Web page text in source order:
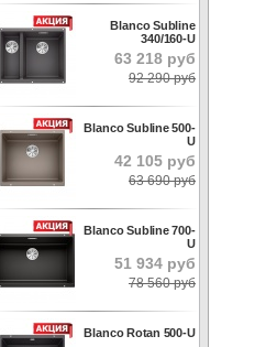
Blanco Subline
340/160-U
63 218 руб
92 290 руб
Blanco Subline 500-
U
42 105 руб
63 690 руб
Blanco Subline 700-
U
51 934 руб
78 560 руб
Blanco Rotan 500-U